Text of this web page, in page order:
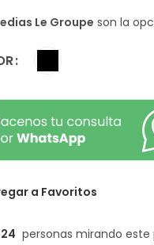
Le Groupe son la
a Favoritos
24 personas mirando